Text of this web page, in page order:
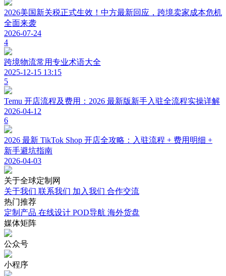
2026美国新关税正式生效！中方最新回应，跨境卖家成本危机
全面来袭
2026-07-24
4
跨境物流常用专业术语大全
2025-12-15 13:15
5
Temu 开店流程及费用：2026 最新版新手入驻全流程实操详解
2026-04-12
6
2026 最新 TikTok Shop 开店全攻略：入驻流程 + 费用明细 +
新手避坑指南
2026-04-03
关于全球定制网
关于我们 联系我们 加入我们 合作交流
热门推荐
定制产品 在线设计 POD导航 海外货盘
媒体矩阵
公众号
小程序